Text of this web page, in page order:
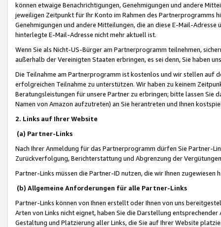
können etwaige Benachrichtigungen, Genehmigungen und andere
jeweiligen Zeitpunkt für Ihr Konto im Rahmen des Partnerprogramms
Genehmigungen und andere Mitteilungen, die an diese E-Mail-
hinterlegte E-Mail-Adresse nicht mehr aktuell ist.
Wenn Sie als Nicht-US-Bürger am Partnerprogramm teilnehmen,
außerhalb der Vereinigten Staaten erbringen, es sei denn, Sie haben
Die Teilnahme am Partnerprogramm ist kostenlos und wir stellen auf
erfolgreichen Teilnahme zu unterstützen. Wir haben zu keinem
Beratungsleistungen für unsere Partner zu erbringen; bitte lassen Sie
Namen von Amazon aufzutreten) an Sie herantreten und Ihnen
2. Links auf Ihrer Website
(a) Partner-Links
Nach Ihrer Anmeldung für das Partnerprogramm dürfen Sie Partner-
Zurückverfolgung, Berichterstattung und Abgrenzung der
Partner-Links müssen die Partner-ID nutzen, die wir Ihnen zugewiesen
(b) Allgemeine Anforderungen für alle Partner-Links
Partner-Links können von Ihnen erstellt oder Ihnen von uns
Arten von Links nicht eignet, haben Sie die Darstellung
Gestaltung und Platzierung aller Links, die Sie auf Ihrer Website